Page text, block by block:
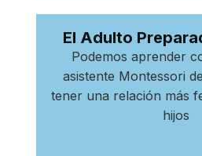
El Adulto
Podemos aprender
asistente Montessori
tener una relación más
hijos